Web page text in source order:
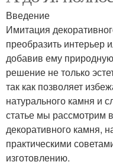
Введение
Имитация
преобразить интерьер
добавив ему
решение не только
так как позволяет
натурального камня и
статье мы рассмотрим
декоративного камня,
практическими
изготовлению.